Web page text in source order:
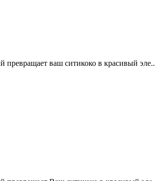
превращает ваш ситикоко в красивый эле..